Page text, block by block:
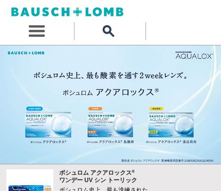
ボシュロム アクアロックス®
ワンデー UV シン トーリック